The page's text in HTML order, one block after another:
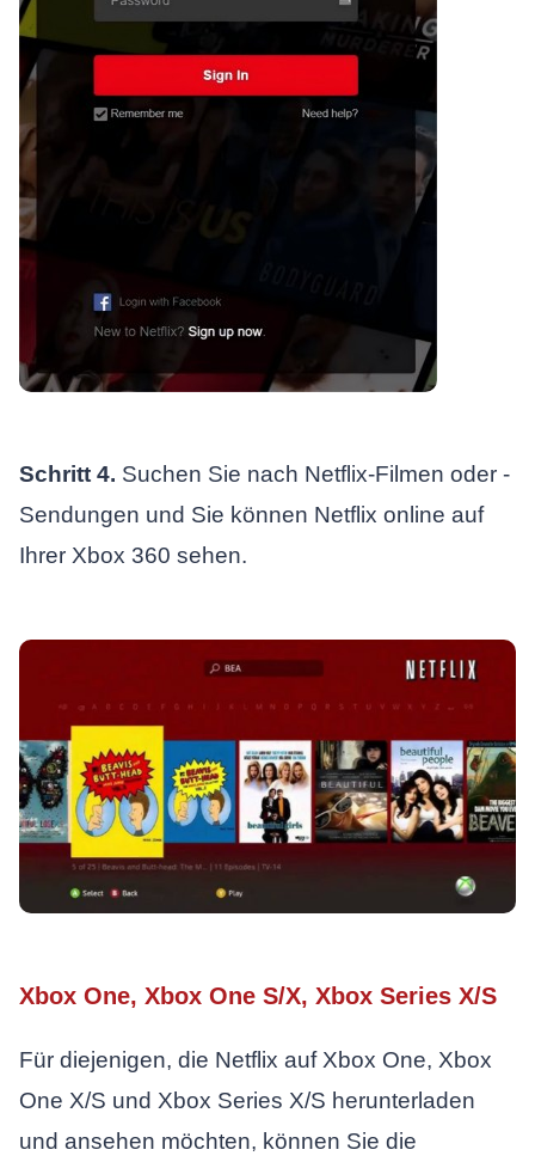
Schritt 4. Suchen Sie nach Netflix-Filmen oder -
Sendungen und Sie können Netflix online auf
Ihrer Xbox 360 sehen.
Xbox One, Xbox One S/X, Xbox Series X/S
Für diejenigen, die Netflix auf Xbox One, Xbox
One X/S und Xbox Series X/S herunterladen
und ansehen möchten, können Sie die